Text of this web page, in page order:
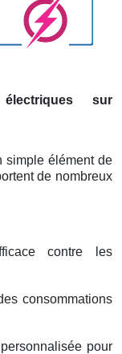
sur
simple élément de
de nombreux
contre les
consommations
pour